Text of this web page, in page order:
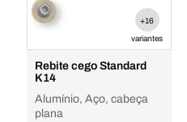
+16
variantes
Rebite cego Standard
K14
Alumínio, Aço, cabeça
plana